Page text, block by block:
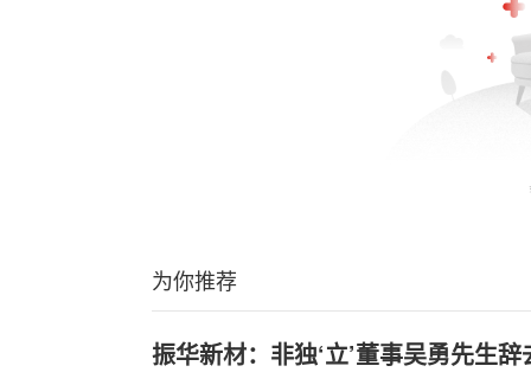
为你推荐
振华新材：非独‘立’董事吴勇先生